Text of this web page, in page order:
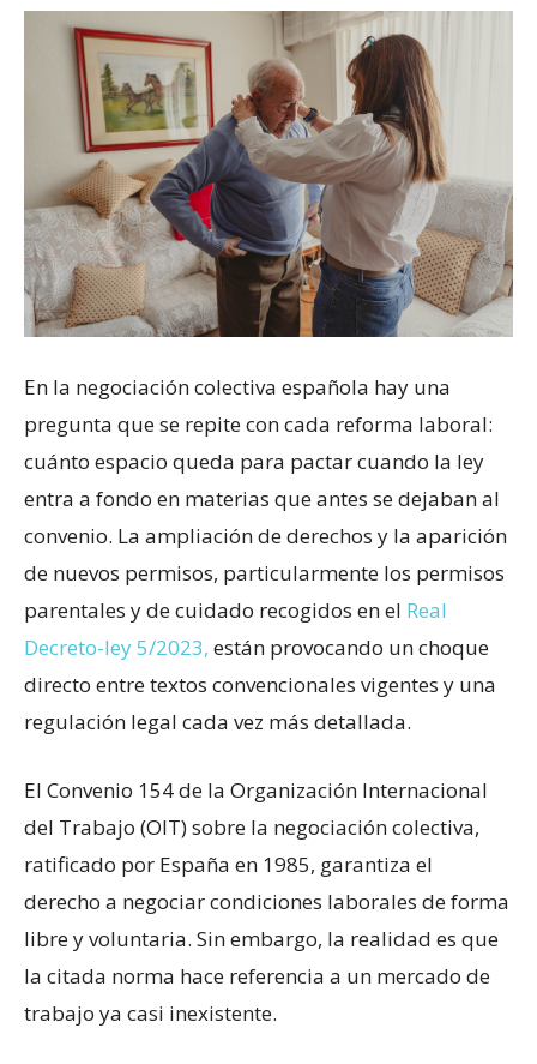
En la negociación colectiva española hay una
pregunta que se repite con cada reforma laboral:
cuánto espacio queda para pactar cuando la ley
entra a fondo en materias que antes se dejaban al
convenio. La ampliación de derechos y la aparición
de nuevos permisos, particularmente los permisos
parentales y de cuidado recogidos en el Real
Decreto-ley 5/2023, están provocando un choque
directo entre textos convencionales vigentes y una
regulación legal cada vez más detallada.
El Convenio 154 de la Organización Internacional
del Trabajo (OIT) sobre la negociación colectiva,
ratificado por España en 1985, garantiza el
derecho a negociar condiciones laborales de forma
libre y voluntaria. Sin embargo, la realidad es que
la citada norma hace referencia a un mercado de
trabajo ya casi inexistente.